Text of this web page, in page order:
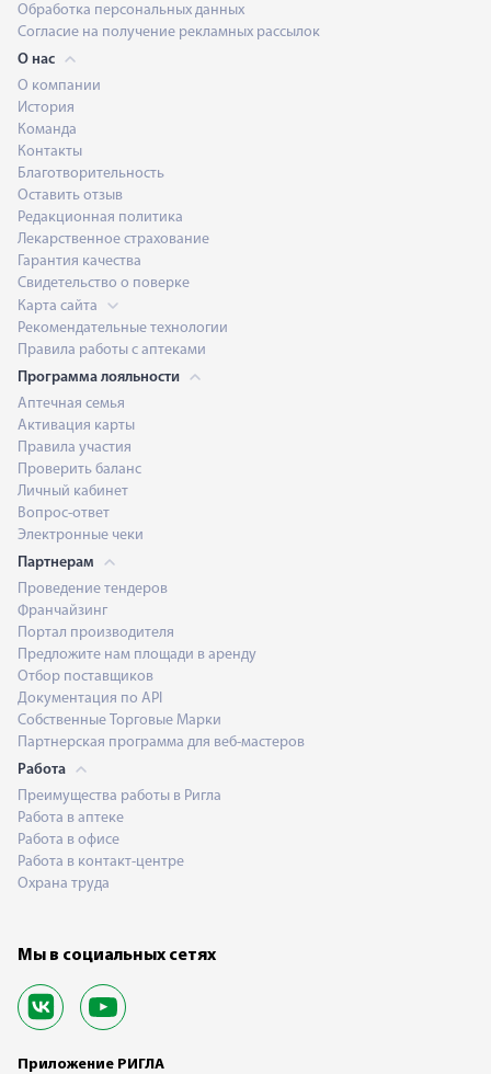
Обработка персональных данных
Согласие на получение рекламных рассылок
О нас
О компании
История
Команда
Контакты
Благотворительность
Оставить отзыв
Редакционная политика
Лекарственное страхование
Гарантия качества
Свидетельство о поверке
Карта сайта
Рекомендательные технологии
Правила работы с аптеками
Программа лояльности
Аптечная семья
Активация карты
Правила участия
Проверить баланс
Личный кабинет
Вопрос-ответ
Электронные чеки
Партнерам
Проведение тендеров
Франчайзинг
Портал производителя
Предложите нам площади в аренду
Отбор поставщиков
Документация по API
Собственные Торговые Марки
Партнерская программа для веб-мастеров
Работа
Преимущества работы в Ригла
Работа в аптеке
Работа в офисе
Работа в контакт-центре
Охрана труда
Мы в социальных сетях
Приложение РИГЛА